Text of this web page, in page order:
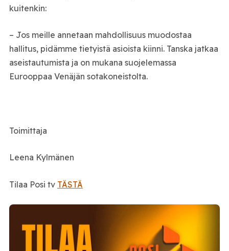
kuitenkin:
– Jos meille annetaan mahdollisuus muodostaa
hallitus, pidämme tietyistä asioista kiinni. Tanska jatkaa
aseistautumista ja on mukana suojelemassa
Eurooppaa Venäjän sotakoneistolta.
Toimittaja
Leena Kylmänen
Tilaa Posi tv TÄSTÄ